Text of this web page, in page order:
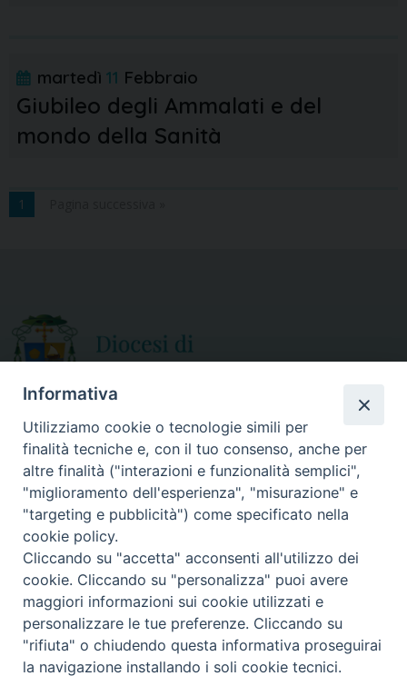
martedì 11 Febbraio
Giubileo degli Ammalati e del
mondo della Sanità
1
CURIA DIOCESANA
Via Episcopio, 15
89852 MILETO (VV)
Telefono: 0963.338 080
em@il:
curia@diocesimileto.it
ORARIO APERTURA
Mercoledì e Sabato
dalle 10.00 alle 12.30
Copyright © 2019 Diocesi di Mileto-Nicotera-Tropea - Tutti i diritti
riservati. - Note legali - Privacy policy
Informativa
Utilizziamo cookie o tecnologie simili per
finalità tecniche e, con il tuo consenso, anche per
altre finalità ("interazioni e funzionalità semplici",
"miglioramento dell'esperienza", "misurazione" e
"targeting e pubblicità") come specificato nella
cookie policy.
Cliccando su "accetta" acconsenti all'utilizzo dei
cookie. Cliccando su "personalizza" puoi avere
maggiori informazioni sui cookie utilizzati e
personalizzare le tue preferenze. Cliccando su
"rifiuta" o chiudendo questa informativa proseguirai
la navigazione installando i soli cookie tecnici.